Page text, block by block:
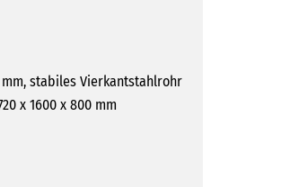
mm, stabiles Vierkantstahlrohr
x 1600 x 800 mm